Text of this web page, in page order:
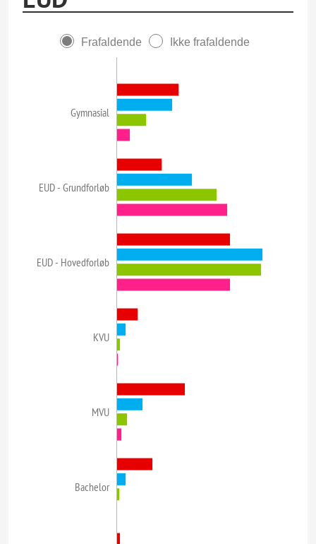
Frafaldende Ikke frafaldende
Gymnasial
EUD - Grundforløb
EUD - Hovedforløb
KVU
MVU
Bachelor